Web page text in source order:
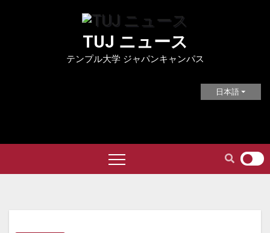
TUJ ニュース
テンプル大学 ジャパンキャンパス
日本語